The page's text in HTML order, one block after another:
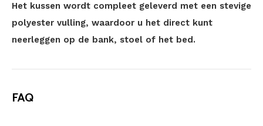
Het kussen wordt compleet geleverd met een stevige
polyester vulling, waardoor u het direct kunt
neerleggen op de bank, stoel of het bed.
FAQ